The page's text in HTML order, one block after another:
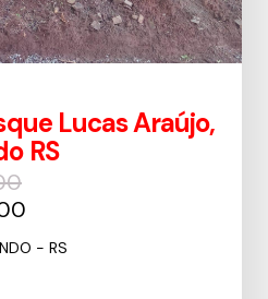
Lucas Araújo,
RS
- RS